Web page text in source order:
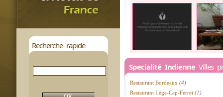
Recherche rapide
Specialité Indienne Villes
Restaurant Bordeaux (4)
Restaurant Lège-Cap-Ferret (1)